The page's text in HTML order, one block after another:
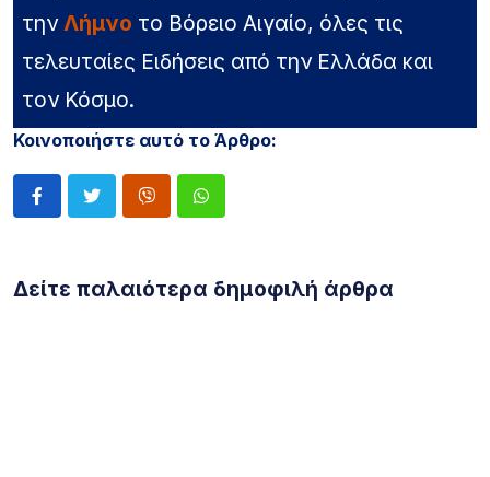
την Λήμνο το Βόρειο Αιγαίο, όλες τις
τελευταίες Ειδήσεις από την Ελλάδα και
τον Κόσμο.
Κοινοποιήστε αυτό το Άρθρο:
Δείτε παλαιότερα δημοφιλή άρθρα